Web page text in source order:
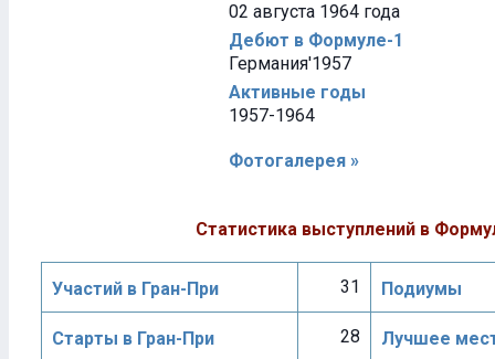
02 августа 1964 года
Дебют в Формуле-1
Германия'1957
Активные годы
1957-1964
Фотогалерея »
Статистика выступлений в
Участий в Гран-При 31 Подиумы
Старты в Гран-При 28 Лучшее